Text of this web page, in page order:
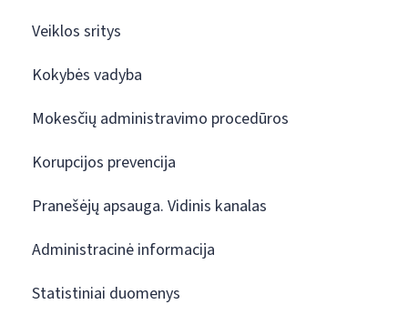
Veiklos sritys
Kokybės vadyba
Mokesčių administravimo procedūros
Korupcijos prevencija
Pranešėjų apsauga. Vidinis kanalas
Administracinė informacija
Statistiniai duomenys